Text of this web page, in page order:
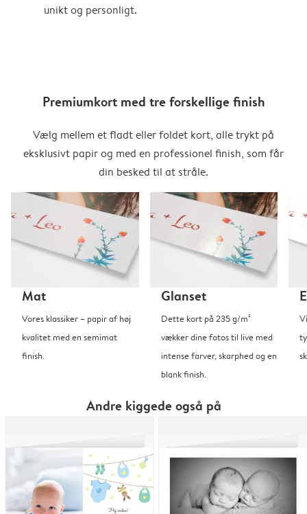
unikt og personligt.
Premiumkort med tre forskellige finish
Vælg mellem et fladt eller foldet kort, alle trykt på
eksklusivt papir og med en professionel finish, som får
din besked til at stråle.
Mat
Vores klassiker – papir af høj
kvalitet med en semimat
finish.
Glanset
Dette kort på 235 g/m²
vækker dine fotos til live med
intense farver, skarphed og en
blank finish.
Andre kiggede også på